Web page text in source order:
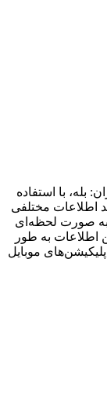
با استفاده
اطلاعات مختلفی
به صورت لحظه‌ای
اطلاعات به طور
موبایل